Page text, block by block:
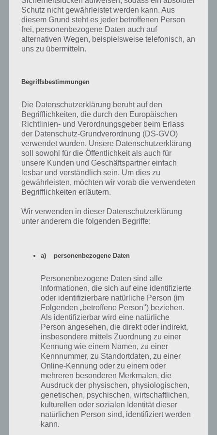
Trailer Video zu Bushido Bear
Damit du dir ein besseres Bild von Bushido Bear machen kannst,
haben wir hier noch den offiziellen Trailer zur App parat.
App herunterladen
hier möglichst viele Wellen überstehen, um einen neuen Rekord
da hier jeder Bär verbessert und neue freigeschaltet werden können.
Nur so wird man es in der Spiele App für Android und iOS noch
weiter schaffen.
Bushido Bear ist kostenlos zum Download erhältlich, finanziert sich
jedoch über Werbung und In-App-Käufe, die aber nicht stören und
so ein guter Spielfluss möglich wird. Allerdings verdient man nur
wenige Münzen, sodass es hier durchaus seine Zeit dauern kann bis
man alle Bären freigeschaltet hat.
Bushido Bear für Android im Google Play
Auch bei den Spielern kommt Bushido Bear im Google Play Store
Schutz nicht gewährleistet werden kann. Aus
diesem Grund steht es jeder betroffenen Person
frei, personenbezogene Daten auch auf
alternativen Wegen, beispielsweise telefonisch, an
uns zu übermitteln.
Begriffsbestimmungen
Die Datenschutzerklärung beruht auf den
Begrifflichkeiten, die durch den Europäischen
Richtlinien- und Verordnungsgeber beim Erlass
der Datenschutz-Grundverordnung (DS-GVO)
verwendet wurden. Unsere Datenschutzerklärung
soll sowohl für die Öffentlichkeit als auch für
unsere Kunden und Geschäftspartner einfach
lesbar und verständlich sein. Um dies zu
gewährleisten, möchten wir vorab die verwendeten
Begrifflichkeiten erläutern.
Wir verwenden in dieser Datenschutzerklärung
unter anderem die folgenden Begriffe:
a) personenbezogene Daten
Personenbezogene Daten sind alle
Informationen, die sich auf eine identifizierte
oder identifizierbare natürliche Person (im
Folgenden „betroffene Person") beziehen.
Als identifizierbar wird eine natürliche
Person angesehen, die direkt oder indirekt,
insbesondere mittels Zuordnung zu einer
Kennung wie einem Namen, zu einer
Kennnummer, zu Standortdaten, zu einer
Online-Kennung oder zu einem oder
mehreren besonderen Merkmalen, die
Ausdruck der physischen, physiologischen,
genetischen, psychischen, wirtschaftlichen,
kulturellen oder sozialen Identität dieser
natürlichen Person sind, identifiziert werden
kann.